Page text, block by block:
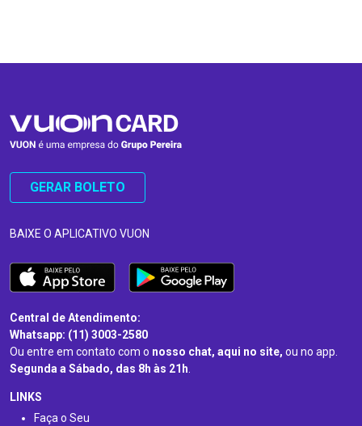
GERAR BOLETO
BAIXE O APLICATIVO VUON
Central de Atendimento:
Whatsapp: (11) 3003-2580
Ou entre em contato com o nosso chat, aqui no site, ou no app.
Segunda a Sábado, das 8h às 21h.
LINKS
Faça o Seu